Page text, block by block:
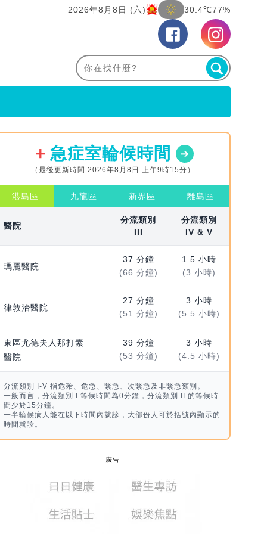
2026年8月8日 (六) 30.4℃77%
急症室輪候時間
（最後更新時間 2026年8月8日 上午9時15分）
港島區 九龍區 新界區 離島區
醫院
分流類別
III
分流類別
IV & V
瑪麗醫院
37 分鐘
(66 分鐘)
1.5 小時
(3 小時)
律敦治醫院
27 分鐘
(51 分鐘)
3 小時
(5.5 小時)
東區尤德夫人那打素
醫院
39 分鐘
(53 分鐘)
3 小時
(4.5 小時)
分流類別 I-V 指危殆、危急、緊急、次緊急及非緊急類別。
一般而言，分流類別 I 等候時間為0分鐘，分流類別 II 的等候時
間少於15分鐘。
一半輪候病人能在以下時間內就診，大部份人可於括號內顯示的
時間就診。
廣告